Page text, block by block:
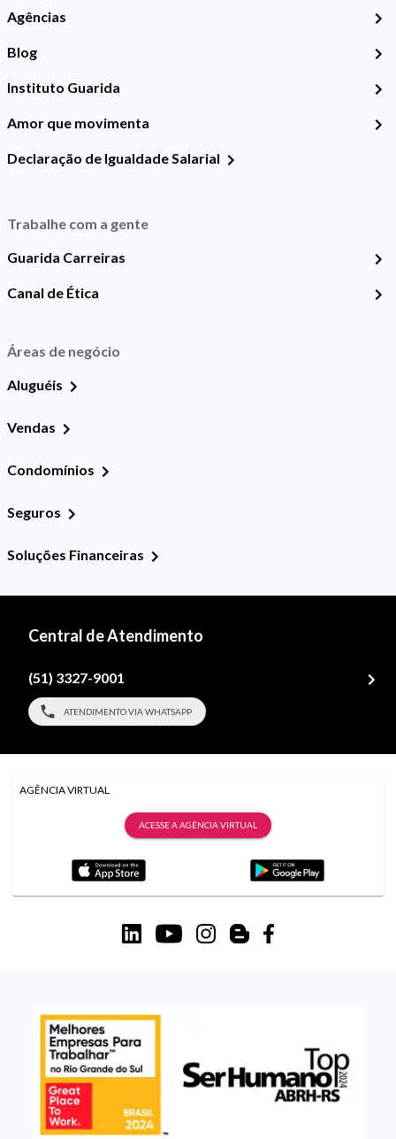
Agências
Blog
Instituto Guarida
Amor que movimenta
Declaração de Igualdade Salarial
Trabalhe com a gente
Guarida Carreiras
Canal de Ética
Áreas de negócio
Aluguéis
Vendas
Condomínios
Seguros
Soluções Financeiras
Central de Atendimento
(51) 3327-9001
ATENDIMENTO VIA WHATSAPP
AGÊNCIA VIRTUAL
ACESSE A AGÊNCIA VIRTUAL